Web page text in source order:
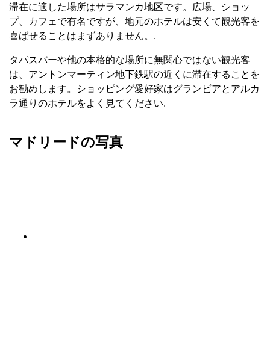
滞在に適した場所はサラマンカ地区です。広場、ショッ
プ、カフェで有名ですが、地元のホテルは安くて観光客を
喜ばせることはまずありません。.
タパスバーや他の本格的な場所に無関心ではない観光客
は、アントンマーティン地下鉄駅の近くに滞在することを
お勧めします。ショッピング愛好家はグランビアとアルカ
ラ通りのホテルをよく見てください.
マドリードの写真